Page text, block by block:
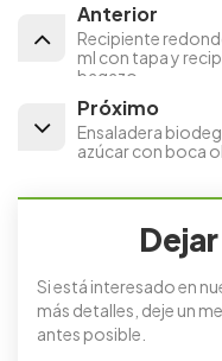
Anterior
Recipiente
ml con tapa y
bagazo.
Próximo
Ensaladera
azúcar con boca
Si está interesado en
más detalles, deje un
antes posible.